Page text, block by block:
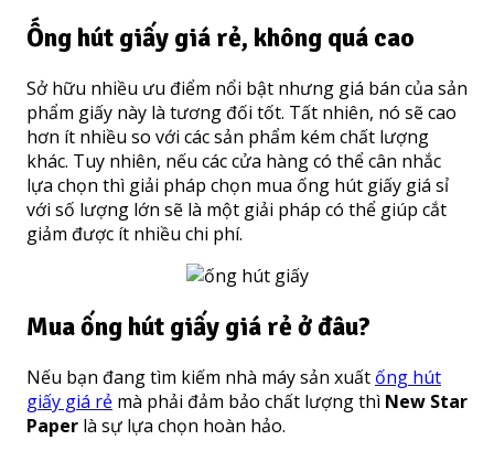
Ống hút giấy giá rẻ, không quá cao
Sở hữu nhiều ưu điểm nổi bật nhưng giá bán của sản
phẩm giấy này là tương đối tốt. Tất nhiên, nó sẽ cao
hơn ít nhiều so với các sản phẩm kém chất lượng
khác. Tuy nhiên, nếu các cửa hàng có thể cân nhắc
lựa chọn thì giải pháp chọn mua ống hút giấy giá sỉ
với số lượng lớn sẽ là một giải pháp có thể giúp cắt
giảm được ít nhiều chi phí.
Mua ống hút giấy giá rẻ ở đâu?
Nếu bạn đang tìm kiếm nhà máy sản xuất ống hút
giấy giá rẻ mà phải đảm bảo chất lượng thì New Star
Paper là sự lựa chọn hoàn hảo.